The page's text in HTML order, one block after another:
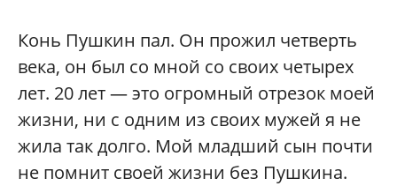
Конь Пушкин пал. Он прожил четверть
века, он был со мной со своих четырех
лет. 20 лет — это огромный отрезок моей
жизни, ни с одним из своих мужей я не
жила так долго. Мой младший сын почти
не помнит своей жизни без Пушкина.